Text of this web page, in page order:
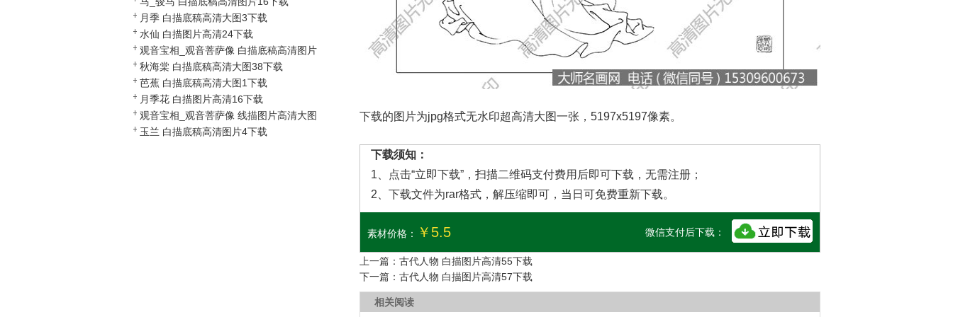
月季 白描底稿高清大图3下载
水仙 白描图片高清24下载
观音宝相_观音菩萨像 白描底稿高清图片
250下载
秋海棠 白描底稿高清大图38下载
芭蕉 白描底稿高清大图1下载
月季花 白描图片高清16下载
观音宝相_观音菩萨像 线描图片高清大图
87下载
玉兰 白描底稿高清图片4下载
下载的图片为jpg格式无水印超高清大图一张，5197x5197像素。
下载须知：
1、点击“立即下载”，扫描二维码支付费用后即可下载，无需注册；
2、下载文件为rar格式，解压缩即可，当日可免费重新下载。
素材价格： ￥5.5 微信支付后下载：
上一篇： 古代人物 白描图片高清55下载
下一篇： 古代人物 白描图片高清57下载
相关阅读